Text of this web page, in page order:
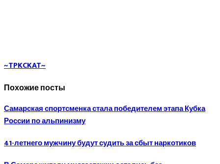
~TPKCKAT~
Похожие посты
Самарская спортсменка стала победителем этапа Кубка
России по альпинизму
41-летнего мужчину будут судить за сбыт наркотиков